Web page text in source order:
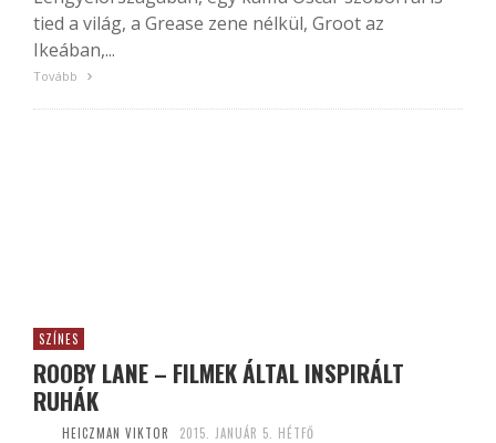
tied a világ, a Grease zene nélkül, Groot az
Ikeában,...
Tovább
SZÍNES
ROOBY LANE – FILMEK ÁLTAL INSPIRÁLT
RUHÁK
HEICZMAN VIKTOR 2015. JANUÁR 5. HÉTFŐ